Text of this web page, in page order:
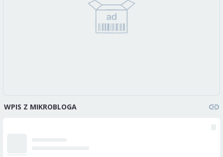
WPIS Z MIKROBLOGA